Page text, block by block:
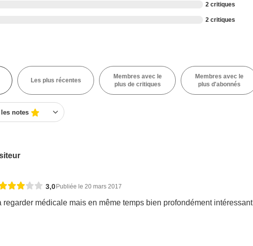
2 critiques
2 critiques
Les plus récentes
Membres avec le
plus de critiques
Membres avec le
plus d'abonnés
notes
3,0Publiée le 20 mars 2017
regarder médicale mais en même temps bien profondément intéressant